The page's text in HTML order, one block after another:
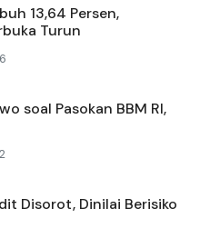
13,64 Persen,
Turun
soal Pasokan BBM RI,
Disorot, Dinilai Berisiko